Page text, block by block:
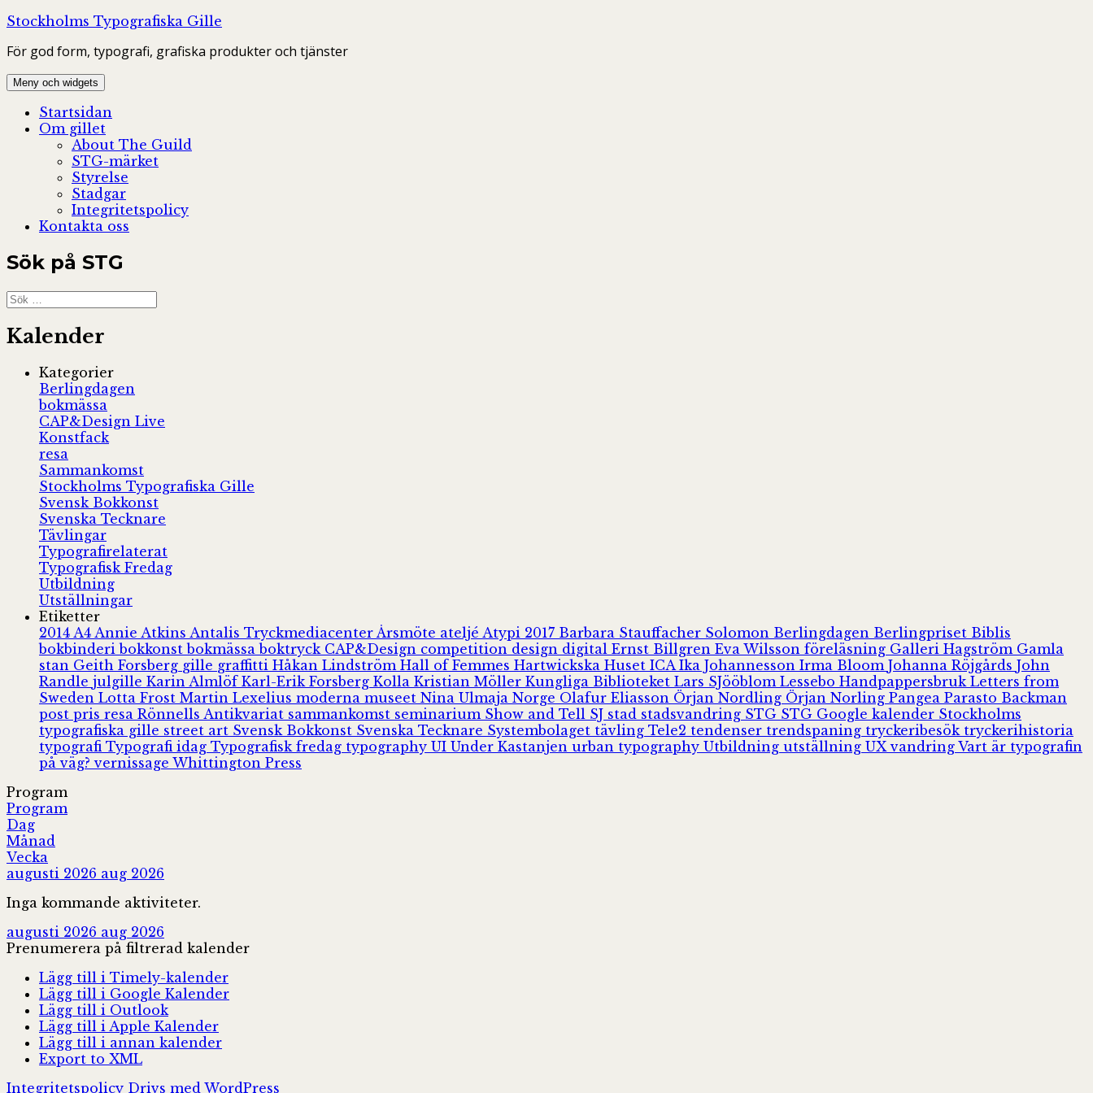
Hoppa
innehåll
Stockholms Typografiska Gille
För god form, typografi, grafiska produkter och tjänster
Meny och widgets
Startsidan
Om gillet
About The Guild
STG-märket
Styrelse
Stadgar
Integritetspolicy
Kontakta oss
Sök på STG
Sök
efter:
Kalender
Kategorier
Berlingdagen
bokmässa
CAP&Design Live
Konstfack
resa
Sammankomst
Stockholms Typografiska Gille
Svensk Bokkonst
Svenska Tecknare
Tävlingar
Typografirelaterat
Typografisk Fredag
Utbildning
Utställningar
Etiketter
2014 A4 Annie Atkins Antalis Tryckmediacenter Årsmöte ateljé Atypi 2017 Barbara Stauffacher Solomon Berlingdagen Berlingpriset Biblis
bokbinderibokkonstbokmässaboktryck CAP&Design competition design digital Ernst Billgren Eva Wilsson föreläsning Galleri Hagström Gamla
stan Geith Forsberg gille graffitti Håkan Lindström Hall of Femmes Hartwickska Huset ICA Ika Johannesson Irma Bloom Johanna Röjgårds John
Randle julgille Karin Almlöf Karl-Erik Forsberg Kolla Kristian Möller Kungliga Biblioteket Lars SJööblom Lessebo Handpappersbruk Letters from
Sweden Lotta Frost Martin Lexelius moderna museet Nina Ulmaja Norge Olafur Eliasson Örjan Nordling Örjan Norling Pangea Parasto Backman
post pris resa Rönnells Antikvariat sammankomst seminarium Show and Tell SJ stad stadsvandring STG STG Google kalender Stockholms
typografiska gille street art Svensk Bokkonst Svenska Tecknare Systembolaget tävling Tele2 tendenser trendspaning tryckeribesök tryckerihistoria
typografi Typografi idag Typografisk fredag typography UI Under Kastanjen urban typography Utbildning utställning UXvandring Vart är typografin
på väg?vernissage Whittington Press
Program
Program
Dag
Månad
Vecka
augusti 2026 aug 2026
Inga kommande aktiviteter.
augusti 2026 aug 2026
Prenumerera på filtrerad kalender
Lägg till i Timely-kalender
Lägg till i Google Kalender
Lägg till i Outlook
Lägg till i Apple Kalender
Lägg till i annan kalender
Export to XML
Integritetspolicy Drivs med WordPress